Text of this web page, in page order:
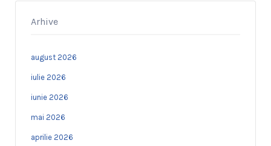
Arhive
august 2026
iulie 2026
iunie 2026
mai 2026
aprilie 2026